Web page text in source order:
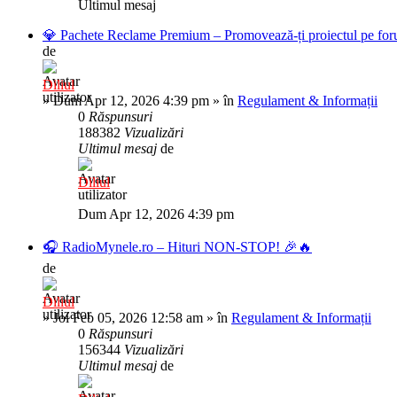
Ultimul mesaj
💎 Pachete Reclame Premium – Promovează-ți proiectul pe
de
Diliul
»Dum Apr 12, 2026 4:39 pm » în Regulament & Informații
0 Răspunsuri
188382 Vizualizări
Ultimul mesaj de
Diliul
Dum Apr 12, 2026 4:39 pm
🎧 RadioMynele.ro – Hituri NON-STOP! 🎉🔥
de
Diliul
»Joi Feb 05, 2026 12:58 am » în Regulament & Informații
0 Răspunsuri
156344 Vizualizări
Ultimul mesaj de